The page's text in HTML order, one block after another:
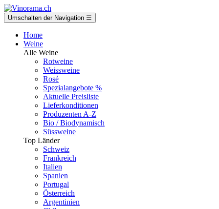
Umschalten der Navigation ☰
Home
Weine
Alle Weine
Rotweine
Weissweine
Rosé
Spezialangebote %
Aktuelle Preisliste
Lieferkonditionen
Produzenten A-Z
Bio / Biodynamisch
Süssweine
Top Länder
Schweiz
Frankreich
Italien
Spanien
Portugal
Österreich
Argentinien